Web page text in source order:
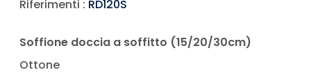
Riferimenti : RD120S
Soffione doccia a soffitto (15/20/30cm)
Ottone